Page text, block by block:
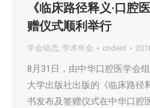
《临床路径释义·口腔
赠仪式顺利举行
学会动态, 学术年会 cndent
8月31日，由中华口腔医学会
大学出版社出版的《临床路径
书发布及签赠仪式在中华口腔